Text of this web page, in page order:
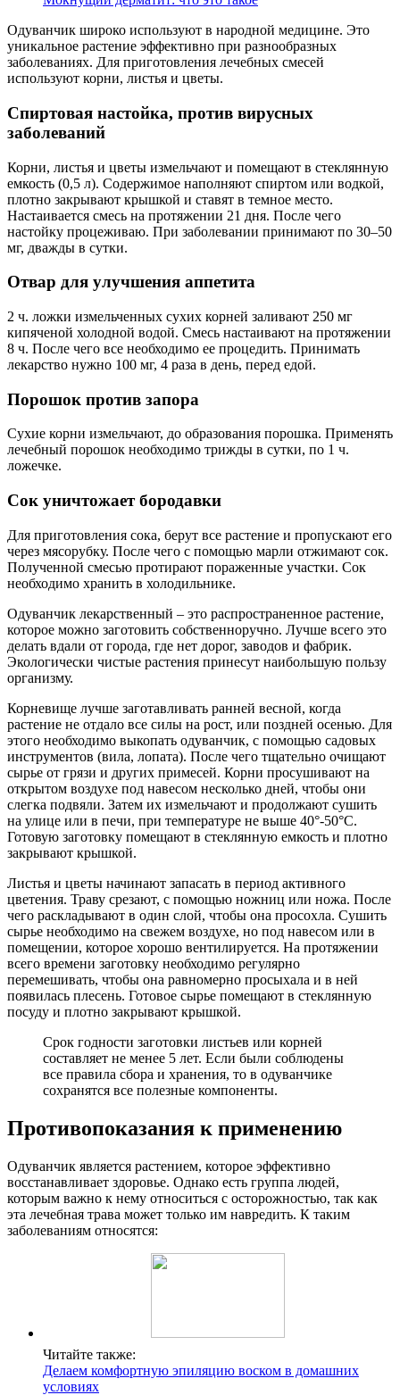
Одуванчик широко используют в народной медицине. Это
уникальное растение эффективно при разнообразных
заболеваниях. Для приготовления лечебных смесей
используют корни, листья и цветы.
Спиртовая настойка, против вирусных
заболеваний
Корни, листья и цветы измельчают и помещают в стеклянную
емкость (0,5 л). Содержимое наполняют спиртом или водкой,
плотно закрывают крышкой и ставят в темное место.
Настаивается смесь на протяжении 21 дня. После чего
настойку процеживаю. При заболевании принимают по 30–50
мг, дважды в сутки.
Отвар для улучшения аппетита
2 ч. ложки измельченных сухих корней заливают 250 мг
кипяченой холодной водой. Смесь настаивают на протяжении
8 ч. После чего все необходимо ее процедить. Принимать
лекарство нужно 100 мг, 4 раза в день, перед едой.
Порошок против запора
Сухие корни измельчают, до образования порошка. Применять
лечебный порошок необходимо трижды в сутки, по 1 ч.
ложечке.
Сок уничтожает бородавки
Для приготовления сока, берут все растение и пропускают его
через мясорубку. После чего с помощью марли отжимают сок.
Полученной смесью протирают пораженные участки. Сок
необходимо хранить в холодильнике.
Одуванчик лекарственный – это распространенное растение,
которое можно заготовить собственноручно. Лучше всего это
делать вдали от города, где нет дорог, заводов и фабрик.
Экологически чистые растения принесут наибольшую пользу
организму.
Корневище лучше заготавливать ранней весной, когда
растение не отдало все силы на рост, или поздней осенью. Для
этого необходимо выкопать одуванчик, с помощью садовых
инструментов (вила, лопата). После чего тщательно очищают
сырье от грязи и других примесей. Корни просушивают на
открытом воздухе под навесом несколько дней, чтобы они
слегка подвяли. Затем их измельчают и продолжают сушить
на улице или в печи, при температуре не выше 40°-50°С.
Готовую заготовку помещают в стеклянную емкость и плотно
закрывают крышкой.
Листья и цветы начинают запасать в период активного
цветения. Траву срезают, с помощью ножниц или ножа. После
чего раскладывают в один слой, чтобы она просохла. Сушить
сырье необходимо на свежем воздухе, но под навесом или в
помещении, которое хорошо вентилируется. На протяжении
всего времени заготовку необходимо регулярно
перемешивать, чтобы она равномерно просыхала и в ней
появилась плесень. Готовое сырье помещают в стеклянную
посуду и плотно закрывают крышкой.
Срок годности заготовки листьев или корней
составляет не менее 5 лет. Если были соблюдены
все правила сбора и хранения, то в одуванчике
сохранятся все полезные компоненты.
Противопоказания к применению
Одуванчик является растением, которое эффективно
восстанавливает здоровье. Однако есть группа людей,
которым важно к нему относиться с осторожностью, так как
эта лечебная трава может только им навредить. К таким
заболеваниям относятся:
Читайте также:
Делаем комфортную эпиляцию воском в домашних
условиях